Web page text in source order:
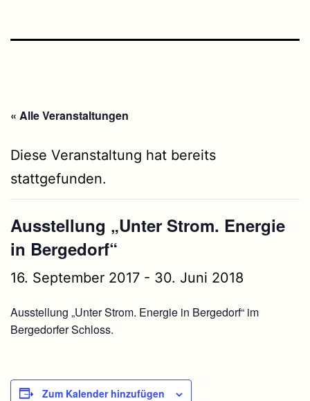
« Alle Veranstaltungen
Diese Veranstaltung hat bereits
stattgefunden.
Ausstellung „Unter Strom. Energie
in Bergedorf“
16. September 2017 - 30. Juni 2018
Ausstellung „Unter Strom. Energie in Bergedorf“ im
Bergedorfer Schloss.
Zum Kalender hinzufügen